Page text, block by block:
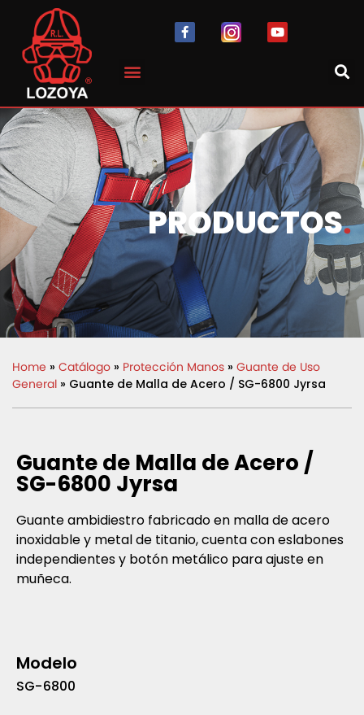
PRODUCTOS.
Home » Catálogo » Protección Manos » Guante de Uso
General » Guante de Malla de Acero / SG-6800 Jyrsa
Guante de Malla de Acero /
SG-6800 Jyrsa
Guante ambidiestro fabricado en malla de acero
inoxidable y metal de titanio, cuenta con eslabones
independientes y botón metálico para ajuste en
muñeca.
Modelo
SG-6800